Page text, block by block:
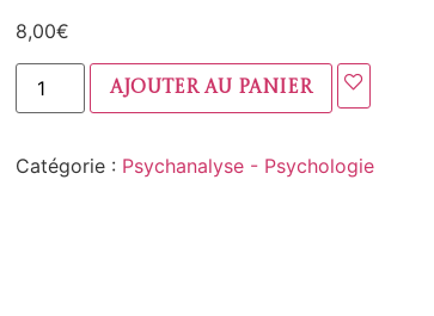
8,00€
Ajouter au panier
Catégorie : Psychanalyse - Psychologie